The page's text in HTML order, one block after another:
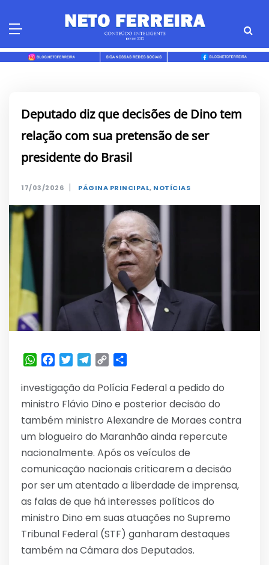
Deputado diz que decisões de Dino tem
relação com sua pretensão de ser
presidente do Brasil
17/03/2026 | PÁGINA PRINCIPAL, NOTÍCIAS
WhatsApp
Facebook
TwitterTelegram
Copy
investigação da Polícia Federal a pedido do
ministro Flávio Dino e posterior decisão do
também ministro Alexandre de Moraes contra
um blogueiro do Maranhão ainda repercute
nacionalmente. Após os veículos de
comunicação nacionais criticarem a decisão
por ser um atentado a liberdade de imprensa,
as falas de que há interesses políticos do
ministro Dino em suas atuações no Supremo
Tribunal Federal (STF) ganharam destaques
também na Câmara dos Deputados.